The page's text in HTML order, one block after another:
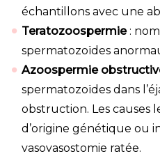
échantillons avec une
Teratozoospermie:
spermatozoïdes
Azoospermie
spermatozoïdes dans
obstruction. Les causes
d’origine génétique ou
vasovasostomie ratée.